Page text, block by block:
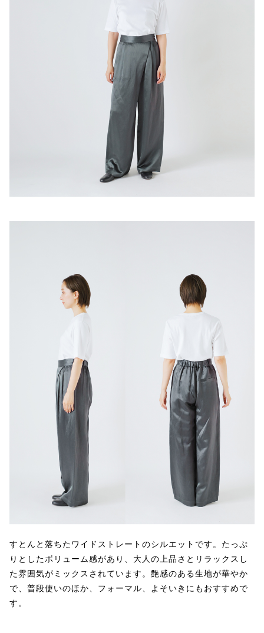
すとんと落ちたワイドストレートのシルエットです。たっぷ
りとしたボリューム感があり、大人の上品さとリラックスし
た雰囲気がミックスされています。艶感のある生地が華やか
で、普段使いのほか、フォーマル、よそいきにもおすすめで
す。